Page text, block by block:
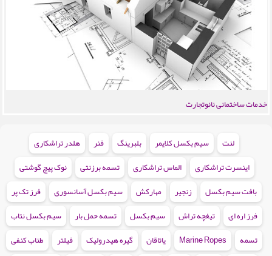
خدمات ساختمانی نانوتجارت
لنت سیم بکسل کلایمر بلبرینگ فنر
هلدر تراشکاری
اینسرت تراشکاری
الماس تراشکاری تسمه برزنتی
نوک پیچ گوشتی
بافت سیم بکسل
زنجیر مهارکش سیم بکسل آسانسوری
فرز تک پر
فرز اره ای
تیغچه تراش سیم بکسل تسمه حمل بار
سیم بکسل نتاب
تسمه
Marine Ropes یاتاقان گیره هیدرولیک فیلتر
طناب کنفی